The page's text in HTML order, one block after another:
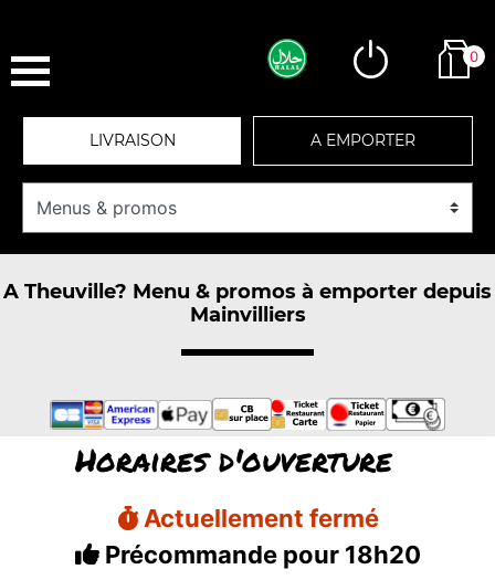
0
LIVRAISON A EMPORTER
A Theuville? Menu & promos à emporter depuis
Mainvilliers
Horaires d'ouverture
Actuellement fermé
Précommande pour 18h20